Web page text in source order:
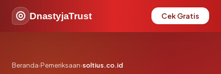
DnastyjaTrust Cek Gratis
Beranda›Pemeriksaan›soltius.co.id